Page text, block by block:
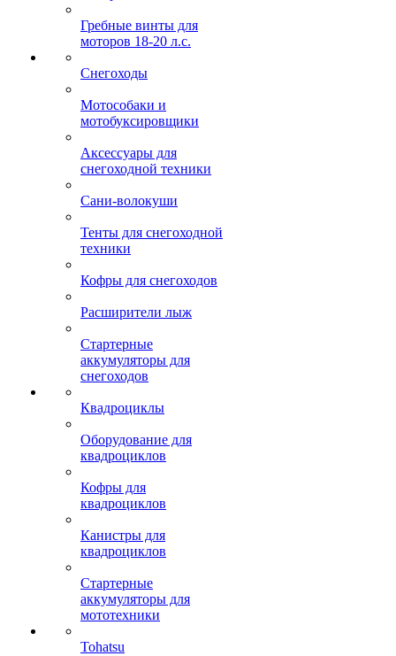
Гребные винты для
моторов 18-20 л.с.
Снегоходы
Мотособаки и
мотобуксировщики
Аксессуары для
снегоходной техники
Сани-волокуши
Тенты для снегоходной
техники
Кофры для снегоходов
Расширители лыж
Стартерные
аккумуляторы для
снегоходов
Квадроциклы
Оборудование для
квадроциклов
Кофры для
квадроциклов
Канистры для
квадроциклов
Стартерные
аккумуляторы для
мототехники
Tohatsu